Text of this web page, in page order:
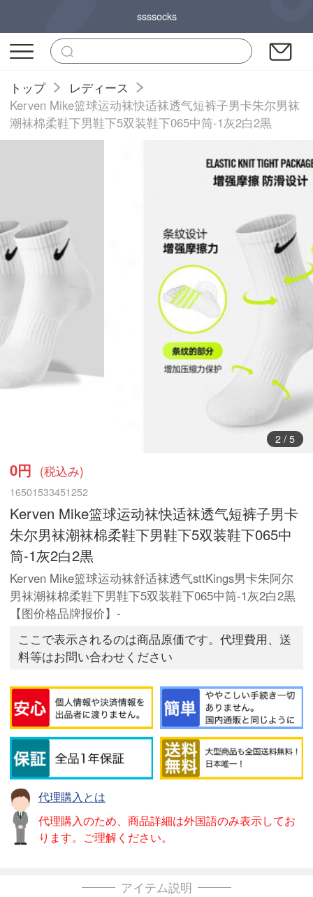
ssssocks
トップ
レディース
Kerven Mike篮球运动袜快适袜透气短裤子男卡朱尔男袜
潮袜棉柔鞋下男鞋下5双装鞋下065中筒-1灰2白2黒
2/ 5
0円 (税込み)
16501533451252
Kerven Mike篮球运动袜快适袜透气短裤子男卡
朱尔男袜潮袜棉柔鞋下男鞋下5双装鞋下065中
筒-1灰2白2黒
Kerven Mike篮球运动袜舒适袜透气sttKings男卡朱阿尔
男袜潮袜棉柔鞋下男鞋下5双装鞋下065中筒-1灰2白2黒
【图价格品牌报价】-
ここで表示されるのは商品原価です。代理費用、送
料等はお問い合わせください
代理購入とは
代理購入のため、商品詳細は外国語のみ表示してお
ります。ご理解ください。
アイテム説明